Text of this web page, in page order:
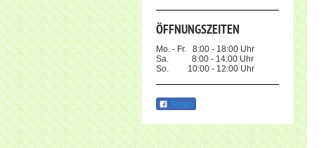
ÖFFNUNGSZEITEN
Mo. - Fr. 8:00 - 18:00 Uhr
Sa. 8:00 - 14:00 Uhr
So. 10:00 - 12:00 Uhr
Teilen